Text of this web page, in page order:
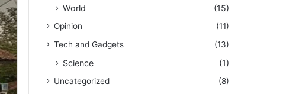
World
(15)
Opinion
(11)
Tech and Gadgets
(13)
Science (1)
Uncategorized
(8)